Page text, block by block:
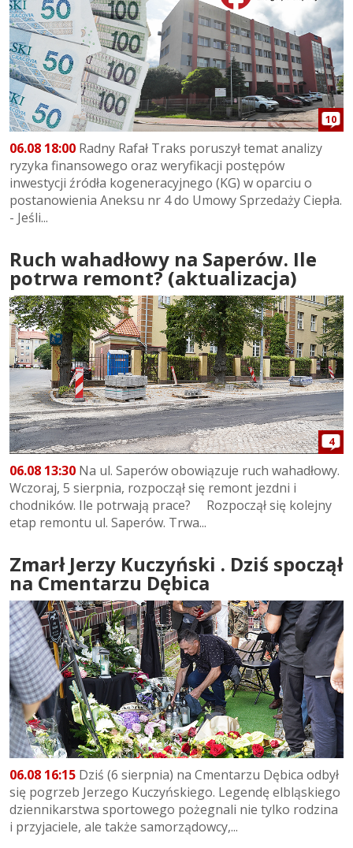
10
06.08 18:00 Radny Rafał Traks poruszył temat analizy
ryzyka finansowego oraz weryfikacji postępów
inwestycji źródła kogeneracyjnego (KG) w oparciu o
postanowienia Aneksu nr 4 do Umowy Sprzedaży Ciepła.
- Jeśli...
Ruch wahadłowy na Saperów. Ile
potrwa remont? (aktualizacja)
4
06.08 13:30 Na ul. Saperów obowiązuje ruch wahadłowy.
Wczoraj, 5 sierpnia, rozpoczął się remont jezdni i
chodników. Ile potrwają prace? Rozpoczął się kolejny
etap remontu ul. Saperów. Trwa...
Zmarł Jerzy Kuczyński . Dziś spoczął
na Cmentarzu Dębica
06.08 16:15 Dziś (6 sierpnia) na Cmentarzu Dębica odbył
się pogrzeb Jerzego Kuczyńskiego. Legendę elbląskiego
dziennikarstwa sportowego pożegnali nie tylko rodzina
i przyjaciele, ale także samorządowcy,...